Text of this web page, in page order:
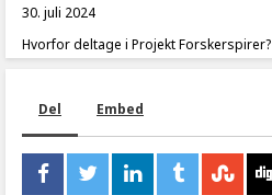
30. juli 2024
Hvorfor deltage i Projekt Forskerspirer?
Del Embed